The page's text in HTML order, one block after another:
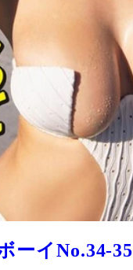
ーイNo.34-35